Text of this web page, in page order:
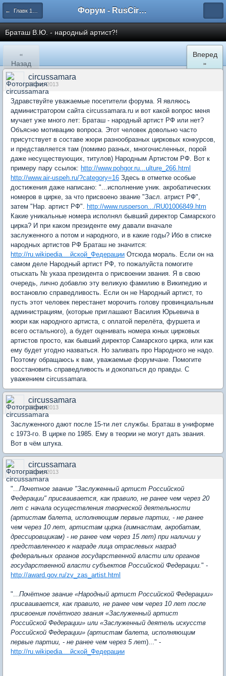
← Главк 12. 2009 - 09. 2012 гг. Форум - RusCircus.ru
Браташ В.Ю. - народный артист?!
«
Назад
Вперед
»
circussamara
18 апр 2013
Здравствуйте уважаемые посетители форума. Я являюсь
администратором сайта circussamara.ru и вот какой вопрос меня
мучает уже много лет: Браташ - народный артист РФ или нет?
Объясню мотивацию вопроса. Этот человек довольно часто
присутствует в составе жюри разнообразных цирковых конкурсов,
и представляется там (помимо разных, многочисленных, порой
даже несуществующих, титулов) Народным Артистом РФ. Вот к
примеру пару ссылок: http://www.pohgor.ru...ulture_266.html
http://www.air-uspeh.ru/?category=16 Здесь в отметке особые
достижения даже написано: "...исполнение уник. акробатических
номеров в цирке, за что присвоено звание "Засл. атрист РФ",
затем "Нар. артист РФ". http://www.rusperson.../RU01006849.htm
Какие уникальные номера исполнял бывший директор Самарского
цирка? И при каком президенте ему давали вначале
заслуженного а потом и народного, и в какие годы? Ибо в списке
народных артистов РФ Браташ не значится:
http://ru.wikipedia....йской_Федерации Отсюда мораль. Если он на
самом деле Народный артист РФ, то пожалуйста помогите
отыскать № указа президента о присвоении звания. Я в свою
очередь, лично добавлю эту великую фамилию в Википедию и
востановлю справедливость. Если он не Народный артист, то
пусть этот человек перестанет морочить голову провинциальным
администрациям, (которые приглашают Василия Юрьевича в
жюри как народного артиста, с оплатой перелёта, фуршета и
всего остального), а будет оценивать номера юных цирковых
артистов просто, как бывший директор Самарского цирка, или как
ему будет угодно назваться. Но заливать про Народного не надо.
Поэтому обращаюсь к вам, уважаемые форумчане. Помогите
восстановить справедливость и докопаться до правды. С
уважением circussamara.
circussamara
18 апр 2013
Заслуженного дают после 15-ти лет службы. Браташ в униформе
с 1973-го. В цирке по 1985. Ему в теории не могут дать звания.
Вот в чём штука.
circussamara
18 апр 2013
"...Почетное звание "Заслуженный артист Российской
Федерации" присваивается, как правило, не ранее чем через 20
лет с начала осуществления творческой деятельности
(артистам балета, исполняющим первые партии, - не ранее
чем через 10 лет, артистам цирка (гимнастам, акробатам,
дрессировщикам) - не ранее чем через 15 лет) при наличии у
представленного к награде лица отраслевых наград
федеральных органов государственной власти или органов
государственной власти субъектов Российской Федерации." -
http://award.gov.ru/zv_zas_artist.html
"...Почётное звание «Народный артист Российской Федерации»
присваивается, как правило, не ранее чем через 10 лет после
присвоения почётного звания «Заслуженный артист
Российской Федерации» или «Заслуженный деятель искусств
Российской Федерации» (артистам балета, исполняющим
первые партии, - не ранее чем через 5 лет)..." -
http://ru.wikipedia....йской_Федерации